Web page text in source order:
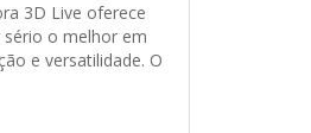
3D Live oferece
sério o melhor em
e versatilidade. O